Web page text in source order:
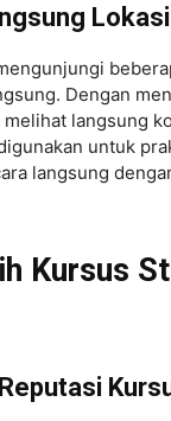
Lokasi
Dengan
langsung
untuk
langsung
Kursus